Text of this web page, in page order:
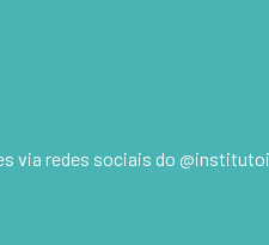
via redes sociais do